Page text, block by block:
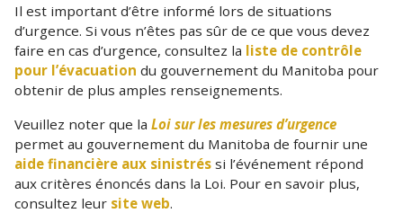
Il est important d’être informé lors de situations
d’urgence. Si vous n’êtes pas sûr de ce que vous devez
faire en cas d’urgence, consultez la liste de contrôle
pour l’évacuation du gouvernement du Manitoba pour
obtenir de plus amples renseignements.
Veuillez noter que la Loi sur les mesures d’urgence
permet au gouvernement du Manitoba de fournir une
aide financière aux sinistrés si l’événement répond
aux critères énoncés dans la Loi. Pour en savoir plus,
consultez leur site web.